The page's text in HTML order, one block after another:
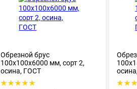
Обрезной брус
100х100х6000 мм, сорт 2,
осина, ГОСТ